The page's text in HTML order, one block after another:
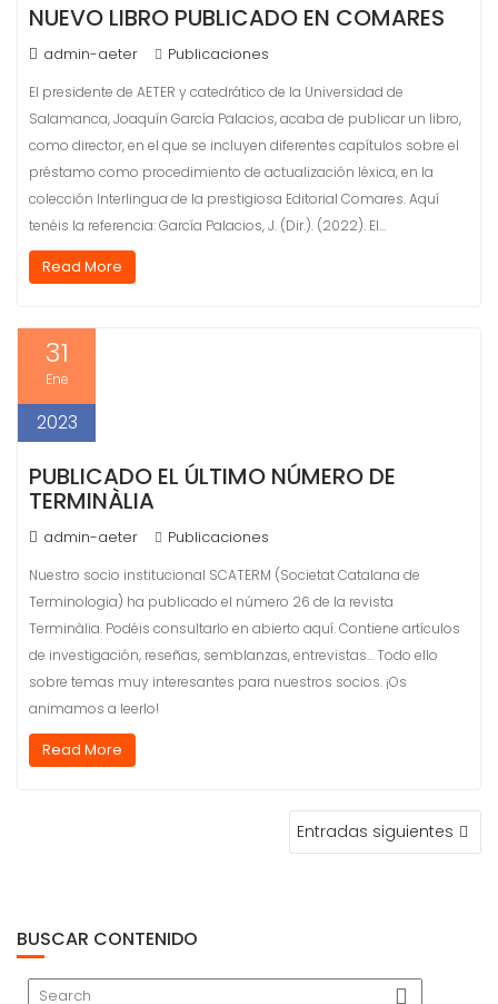
NUEVO LIBRO PUBLICADO EN COMARES
admin-aeter Publicaciones
El presidente de AETER y catedrático de la Universidad de
Salamanca, Joaquín García Palacios, acaba de publicar un libro,
como director, en el que se incluyen diferentes capítulos sobre el
préstamo como procedimiento de actualización léxica, en la
colección Interlingua de la prestigiosa Editorial Comares. Aquí
tenéis la referencia: García Palacios, J. (Dir.). (2022). El…
Read More
31
Ene
2023
PUBLICADO EL ÚLTIMO NÚMERO DE
TERMINÀLIA
admin-aeter Publicaciones
Nuestro socio institucional SCATERM (Societat Catalana de
Terminologia) ha publicado el número 26 de la revista
Terminàlia. Podéis consultarlo en abierto aquí. Contiene artículos
de investigación, reseñas, semblanzas, entrevistas… Todo ello
sobre temas muy interesantes para nuestros socios. ¡Os
animamos a leerlo!
Read More
Entradas siguientes
BUSCAR CONTENIDO